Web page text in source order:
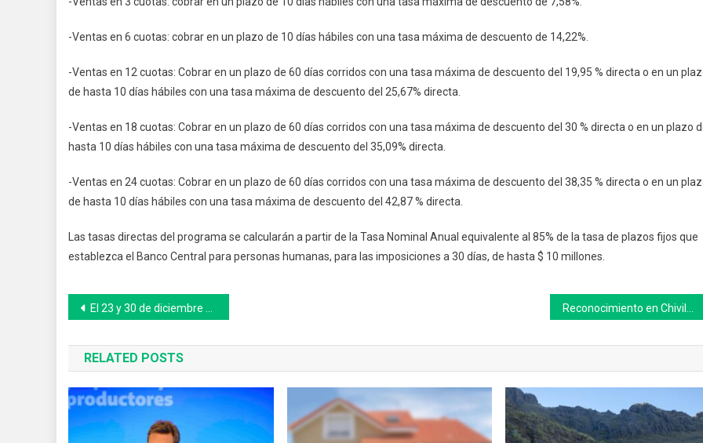
El
Celulares
-Ventas en 6 cuotas: cobrar en un plazo de 10 días hábiles con una tasa máxima de descuento de 14,22%.
-Ventas en 12 cuotas: Cobrar en un plazo de 60 días corridos con una tasa máxima de descuento del 19,95 % directa o en un
de hasta 10 días hábiles con una tasa máxima de descuento del 25,67% directa.
-Ventas en 18 cuotas: Cobrar en un plazo de 60 días corridos con una tasa máxima de descuento del 30 % directa o en un plazo
hasta 10 días hábiles con una tasa máxima de descuento del 35,09% directa.
-Ventas en 24 cuotas: Cobrar en un plazo de 60 días corridos con una tasa máxima de descuento del 38,35 % directa o en un
de hasta 10 días hábiles con una tasa máxima de descuento del 42,87 % directa.
Las tasas directas del programa se calcularán a partir de la Tasa Nominal Anual equivalente al 85% de la tasa de plazos fijos que
establezca el Banco Central para personas humanas, para las imposiciones a 30 días, de hasta $ 10 millones.
Navegación
de
entradas
El 23 y 30 de diciembre habrá asueto para la administración pública de Bolívar
RELATED POSTS